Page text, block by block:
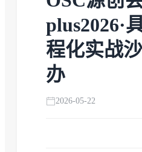
plus2026·
程化实战
办
2026-05-22